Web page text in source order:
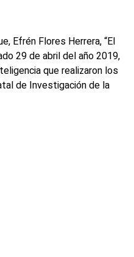
Efrén Flores Herrera, “El
29 de abril del año 2019,
que realizaron los
de Investigación de la